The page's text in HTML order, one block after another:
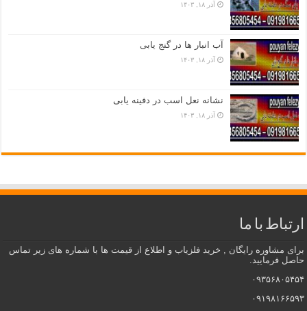
آذر ۱۸, ۱۴۰۳
آب انبار ها در گنج یابی
آذر ۱۸, ۱۴۰۳
نشانه نعل اسب در دفینه یابی
آذر ۱۸, ۱۴۰۳
ارتباط با ما
برای مشاوره رایگان , خرید فلزیاب و اطلاع از قیمت ها با شماره های زیر تماس
حاصل فرمایید.
۰۹۳۵۶۸۰۵۴۵۴
۰۹۱۹۸۱۶۶۵۹۳